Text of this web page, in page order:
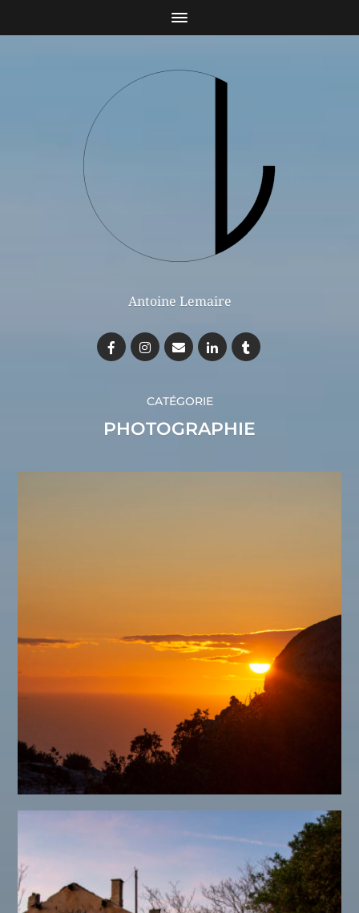
Antoine Lemaire
CATÉGORIE
PHOTOGRAPHIE